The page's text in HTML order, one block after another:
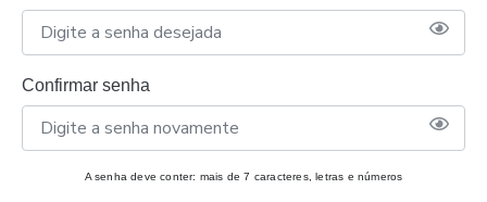
Confirmar senha
A senha deve conter: mais de 7 caracteres, letras e números